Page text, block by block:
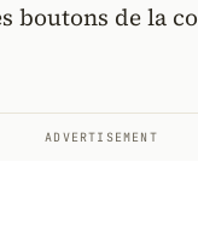
boutons de la
ADVERTISEMENT